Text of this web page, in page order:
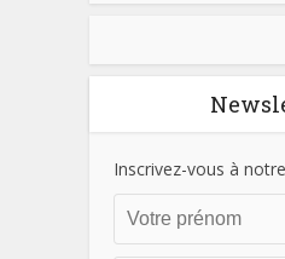
Inscrivez-vous à